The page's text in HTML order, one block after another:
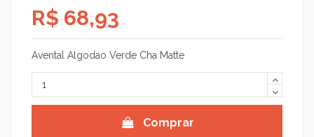
R$ 68,93
Avental Algodao Verde Cha Matte
Comprar